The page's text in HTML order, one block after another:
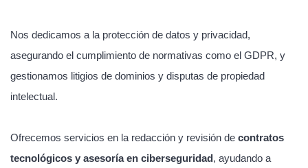
Nos dedicamos a la protección de datos y privacidad,
asegurando el cumplimiento de normativas como el GDPR, y
gestionamos litigios de dominios y disputas de propiedad
intelectual.
Ofrecemos servicios en la redacción y revisión de contratos
tecnológicos y asesoría en ciberseguridad, ayudando a